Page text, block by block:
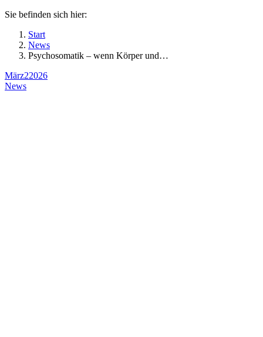
Sie befinden sich hier:
Start
News
Psychosomatik – wenn Körper und…
März22026
News